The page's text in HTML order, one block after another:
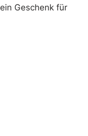
Geschenk für